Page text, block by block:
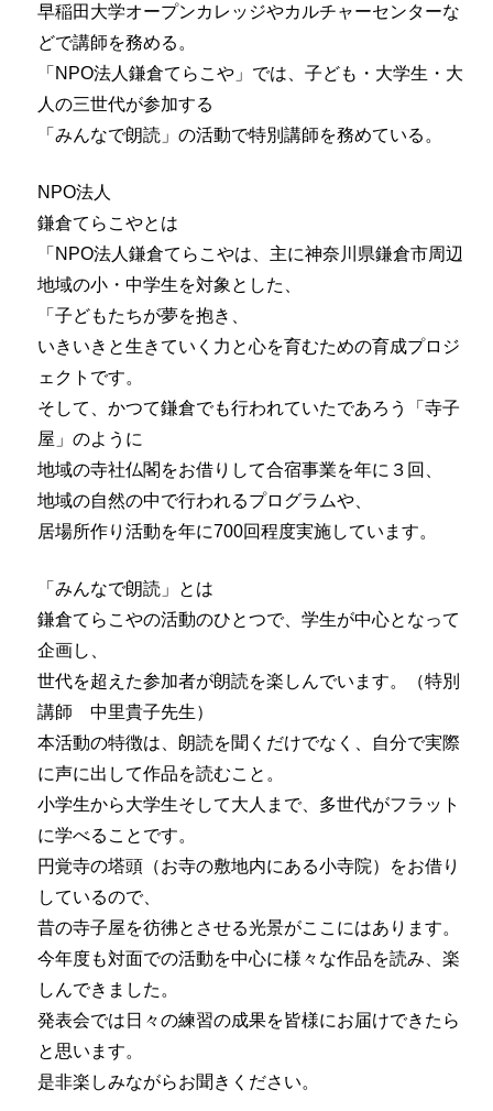
早稲田大学オープンカレッジやカルチャーセンターな
どで講師を務める。
「NPO法人鎌倉てらこや」では、子ども・大学生・大
人の三世代が参加する
「みんなで朗読」の活動で特別講師を務めている。
NPO法人
鎌倉てらこやとは
「NPO法人鎌倉てらこやは、主に神奈川県鎌倉市周辺
地域の小・中学生を対象とした、
「子どもたちが夢を抱き、
いきいきと生きていく力と心を育むための育成プロジ
ェクトです。
そして、かつて鎌倉でも行われていたであろう「寺子
屋」のように
地域の寺社仏閣をお借りして合宿事業を年に３回、
地域の自然の中で行われるプログラムや、
居場所作り活動を年に700回程度実施しています。
「みんなで朗読」とは
鎌倉てらこやの活動のひとつで、学生が中心となって
企画し、
世代を超えた参加者が朗読を楽しんでいます。（特別
講師 中里貴子先生）
本活動の特徴は、朗読を聞くだけでなく、自分で実際
に声に出して作品を読むこと。
小学生から大学生そして大人まで、多世代がフラット
に学べることです。
円覚寺の塔頭（お寺の敷地内にある小寺院）をお借り
しているので、
昔の寺子屋を彷彿とさせる光景がここにはあります。
今年度も対面での活動を中心に様々な作品を読み、楽
しんできました。
発表会では日々の練習の成果を皆様にお届けできたら
と思います。
是非楽しみながらお聞きください。